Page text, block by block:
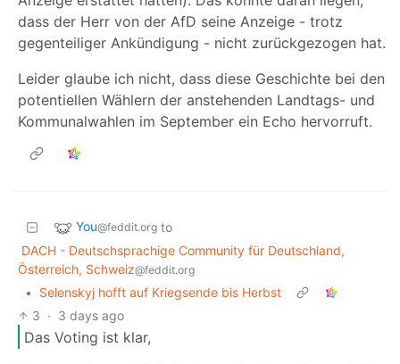
dass der Herr von der AfD seine Anzeige - trotz
gegenteiliger Ankündigung - nicht zurückgezogen hat.
Leider glaube ich nicht, dass diese Geschichte bei den
potentiellen Wählern der anstehenden Landtags- und
Kommunalwahlen im September ein Echo hervorruft.
You@feddit.org to
DACH - Deutschsprachige Community für Deutschland,
Österreich, Schweiz@feddit.org
•
Selenskyj hofft auf Kriegsende bis Herbst
3 · 3 days ago
Das Voting ist klar,